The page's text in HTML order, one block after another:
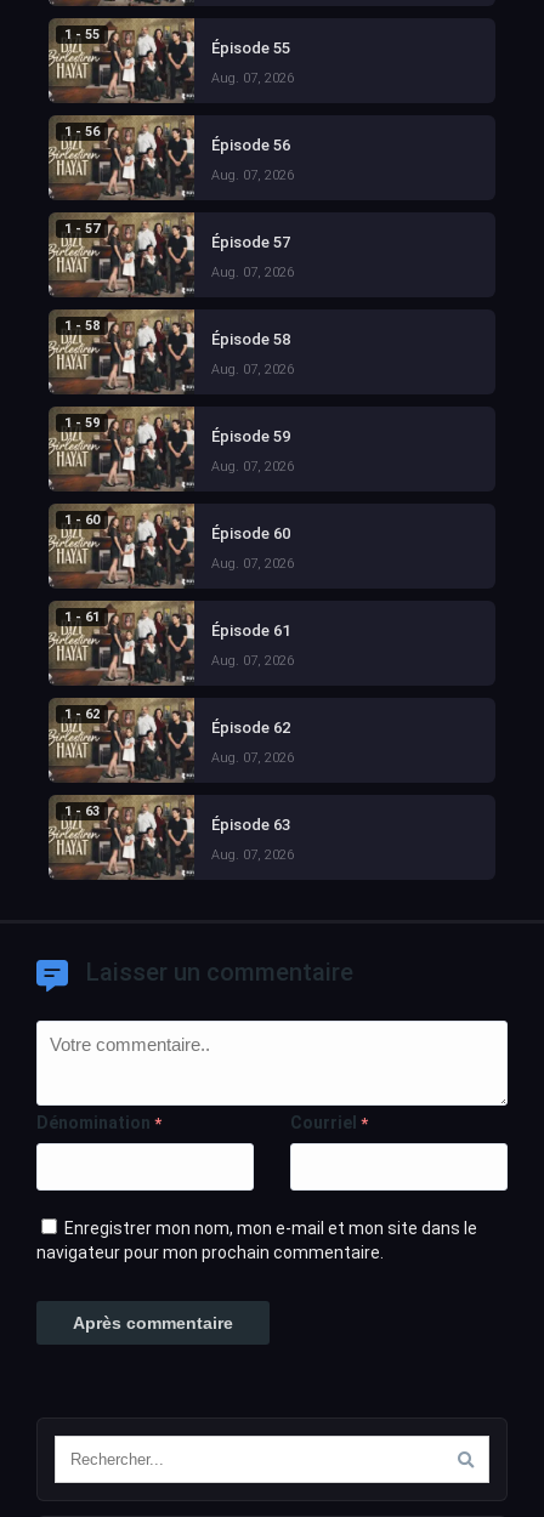
1 - 55
Épisode 55
Aug. 07, 2026
1 - 56
Épisode 56
Aug. 07, 2026
1 - 57
Épisode 57
Aug. 07, 2026
1 - 58
Épisode 58
Aug. 07, 2026
1 - 59
Épisode 59
Aug. 07, 2026
1 - 60
Épisode 60
Aug. 07, 2026
1 - 61
Épisode 61
Aug. 07, 2026
1 - 62
Épisode 62
Aug. 07, 2026
1 - 63
Épisode 63
Aug. 07, 2026
Laisser un commentaire
Dénomination * Courriel *
Enregistrer mon nom, mon e-mail et mon site dans le
navigateur pour mon prochain commentaire.